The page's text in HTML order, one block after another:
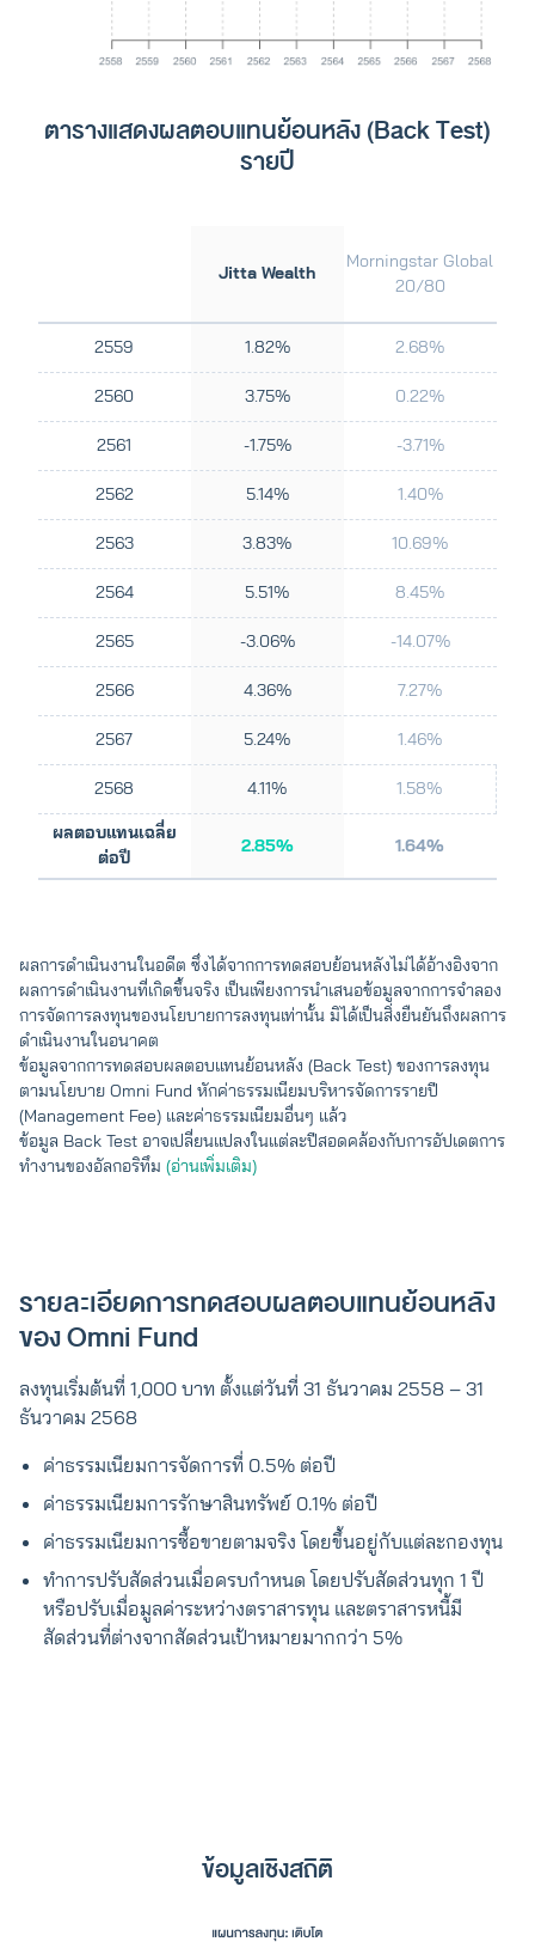
ตารางแสดงผลตอบแทนย้อนหลัง (Back Test)
รายปี
Jitta Wealth
Morningstar Global
20/80
2559 1.82% 2.68%
2560 3.75% 0.22%
2561 -1.75% -3.71%
2562 5.14% 1.40%
2563 3.83% 10.69%
2564 5.51% 8.45%
2565 -3.06% -14.07%
2566 4.36% 7.27%
2567 5.24% 1.46%
2568 4.11% 1.58%
ผลตอบแทนเฉลี่ย
ต่อปี
2.85% 1.64%
ผลการดำเนินงานในอดีต ซึ่งได้จากการทดสอบย้อนหลังไม่ได้อ้างอิงจาก
ผลการดำเนินงานที่เกิดขึ้นจริง เป็นเพียงการนำเสนอข้อมูลจากการจำลอง
การจัดการลงทุนของนโยบายการลงทุนเท่านั้น มิได้เป็นสิ่งยืนยันถึงผลการ
ดำเนินงานในอนาคต
ข้อมูลจากการทดสอบผลตอบแทนย้อนหลัง (Back Test) ของการลงทุน
ตามนโยบาย Omni Fund หักค่าธรรมเนียมบริหารจัดการรายปี
(Management Fee) และค่าธรรมเนียมอื่นๆ แล้ว
ข้อมูล Back Test อาจเปลี่ยนแปลงในแต่ละปีสอดคล้องกับการอัปเดตการ
ทำงานของอัลกอริทึม (อ่านเพิ่มเติม)
รายละเอียดการทดสอบผลตอบแทนย้อนหลัง
ของ Omni Fund
ลงทุนเริ่มต้นที่ 1,000 บาท ตั้งแต่วันที่ 31 ธันวาคม 2558 – 31
ธันวาคม 2568
ค่าธรรมเนียมการจัดการที่ 0.5% ต่อปี
ค่าธรรมเนียมการรักษาสินทรัพย์ 0.1% ต่อปี
ค่าธรรมเนียมการซื้อขายตามจริง โดยขึ้นอยู่กับแต่ละกองทุน
ทำการปรับสัดส่วนเมื่อครบกำหนด โดยปรับสัดส่วนทุก 1 ปี
หรือปรับเมื่อมูลค่าระหว่างตราสารทุน และตราสารหนี้มี
สัดส่วนที่ต่างจากสัดส่วนเป้าหมายมากกว่า 5%
ข้อมูลเชิงสถิติ